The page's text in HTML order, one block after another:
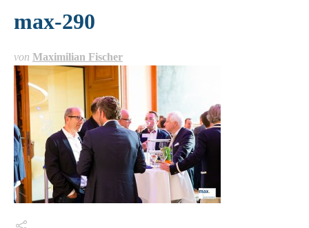
max-290
von Maximilian Fischer